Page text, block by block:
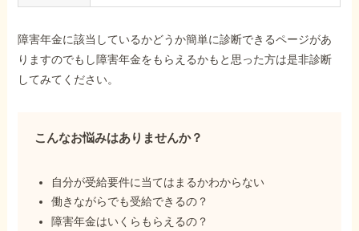
障害年金に該当しているかどうか簡単に診断できるページがあ
りますのでもし障害年金をもらえるかもと思った方は是非診断
してみてください。
こんなお悩みはありませんか？
自分が受給要件に当てはまるかわからない
働きながらでも受給できるの？
障害年金はいくらもらえるの？